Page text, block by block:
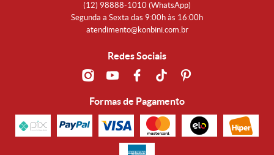
(12) 98888-1010 (WhatsApp)
Segunda a Sexta das 9:00h às 16:00h
atendimento@konbini.com.br
Redes Sociais
Formas de Pagamento